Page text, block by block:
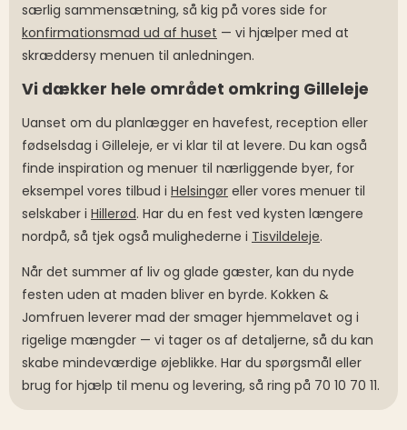
særlig sammensætning, så kig på vores side for
konfirmationsmad ud af huset — vi hjælper med at
skræddersy menuen til anledningen.
Vi dækker hele området omkring Gilleleje
Uanset om du planlægger en havefest, reception eller
fødselsdag i Gilleleje, er vi klar til at levere. Du kan også
finde inspiration og menuer til nærliggende byer, for
eksempel vores tilbud i Helsingør eller vores menuer til
selskaber i Hillerød. Har du en fest ved kysten længere
nordpå, så tjek også mulighederne i Tisvildeleje.
Når det summer af liv og glade gæster, kan du nyde
festen uden at maden bliver en byrde. Kokken &
Jomfruen leverer mad der smager hjemmelavet og i
rigelige mængder — vi tager os af detaljerne, så du kan
skabe mindeværdige øjeblikke. Har du spørgsmål eller
brug for hjælp til menu og levering, så ring på 70 10 70 11.